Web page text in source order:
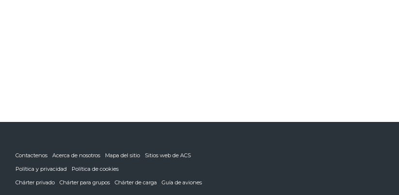
Contactenos Acerca de nosotros Mapa del sitio
Sitios web de ACS
Política y privacidad
Política de cookies
Chárter privado
Chárter para grupos Chárter de carga Guía de aviones